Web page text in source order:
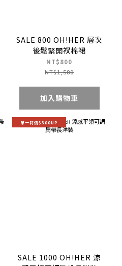
SALE 800 OH!HER 層次
後鬆緊開衩棉裙
NT$800
NT$1,580
加入購物車
單一特價$300UP
SALE 1000 OH!HER 涼